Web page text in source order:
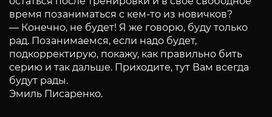
время позаниматься с кем-то из новичков?
— Конечно, не будет! Я же говорю, буду только
рад. Позанимаемся, если надо будет,
подкорректирую, покажу, как правильно бить
серию и так дальше. Приходите, тут Вам всегда
будут рады.
Эмиль Писаренко.